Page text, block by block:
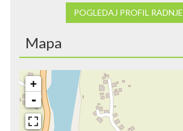
POGLEDAJ PROFIL RADNJE
Mapa
+
-